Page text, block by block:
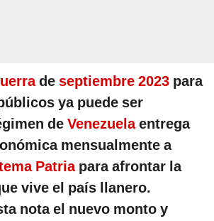
de septiembre 2023 para
ya puede ser
de Venezuelaentrega
mensualmente a
Patriapara afrontar la
vive el país llanero.
nota el nuevo monto y